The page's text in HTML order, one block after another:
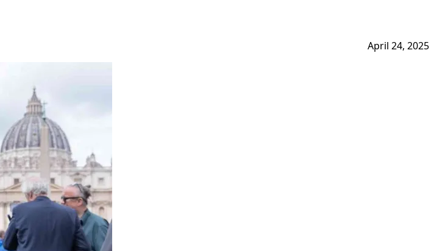
April 24, 2025